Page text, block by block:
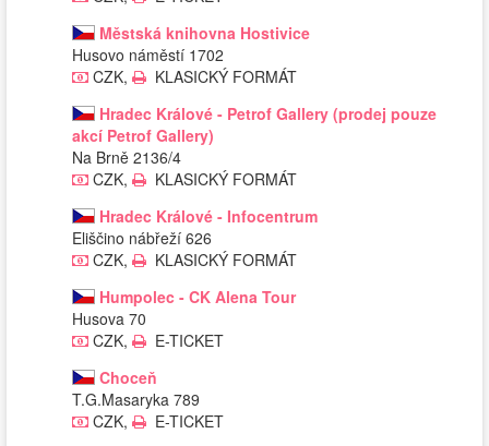
Městská knihovna Hostivice
Husovo náměstí 1702
CZK,
KLASICKÝ FORMÁT
Hradec Králové - Petrof Gallery (prodej pouze
akcí Petrof Gallery)
Na Brně 2136/4
CZK,
KLASICKÝ FORMÁT
Hradec Králové - Infocentrum
Eliščino nábřeží 626
CZK,
KLASICKÝ FORMÁT
Humpolec - CK Alena Tour
Husova 70
CZK,
E-TICKET
Choceň
T.G.Masaryka 789
CZK,
E-TICKET